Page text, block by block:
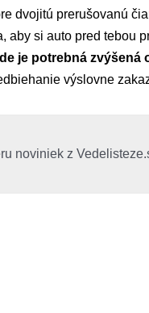
dvojitú prerušovanú
aby si auto pred tebou
je potrebná zvýšená
výslovne
noviniek z